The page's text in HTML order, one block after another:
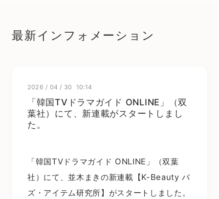
最新インフォメーション
2026 / 04 / 30 10:14
「韓国TVドラマガイド ONLINE」（双
葉社）にて、新連載がスタートしまし
た。
「韓国TVドラマガイド ONLINE」（双葉
社）にて、並木まきの新連載 【K-Beauty バ
ズ・アイテム研究所】 がスタートしました。